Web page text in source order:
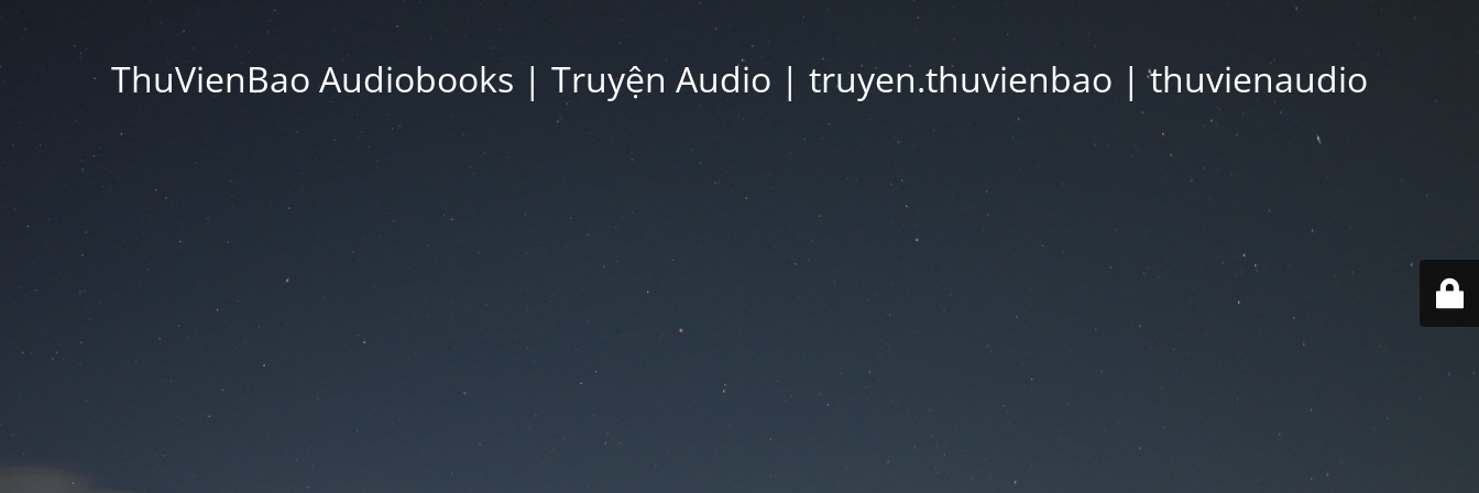
ThuVienBao Audiobooks | Truyện Audio | truyen.thuvienbao | thuvienaudio